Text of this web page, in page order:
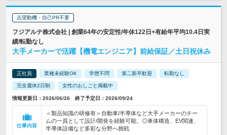
志望動機・自己PR不要
フジアルテ株式会社 | 創業64年の安定性/年休122日+有給年平均10.4日実
績/転勤なし
大手メーカーで活躍【機電エンジニア】前給保証／土日祝休み
正社員 業種未経験OK 学歴不問 第二新卒歓迎 転勤なし
完全週休2日制 女性のおしごと掲載中
情報更新日：2026/06/26 終了予定日：2026/09/24
仕事内容
＜製品知識の研修有＞自動車/半導体など大手メーカーのチー
ムの一員として設計/開発を経験可能。◎車体構造、EV関連、
半導体設備など多彩な分野へ挑戦